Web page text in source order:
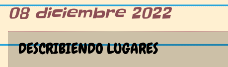
08 diciembre 2022
DESCRIBIENDO LUGARES